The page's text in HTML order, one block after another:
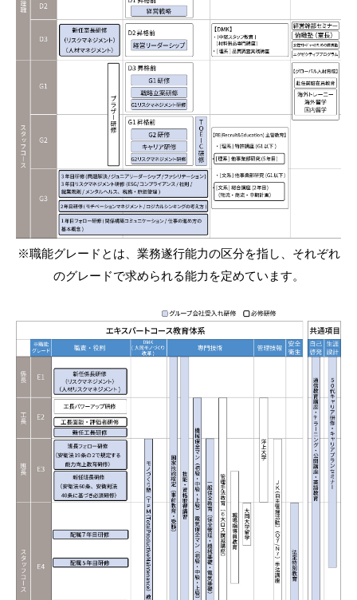
※職能グレードとは、業務遂行能力の区分を指し、それぞれ
のグレードで求められる能力を定めています。